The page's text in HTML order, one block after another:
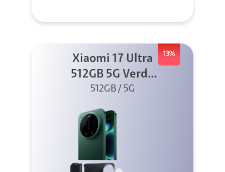
13%
Xiaomi 17 Ultra
512GB 5G Verde
+ Kit Foto +
Cargador
512GB / 5G